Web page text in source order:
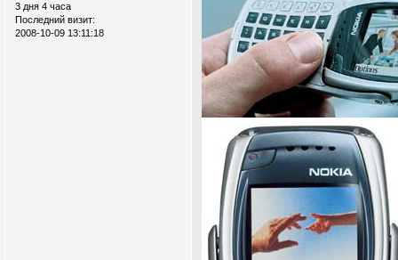
3 дня 4 часа
Последний визит:
2008-10-09 13:11:18